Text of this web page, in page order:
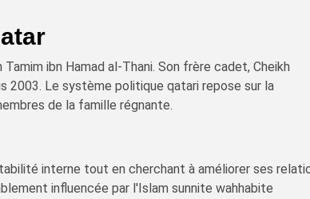
ibn Hamad al-Thani. Son frère cadet, Cheikh
2003. Le système politique qatari repose sur la
de la famille régnante.
interne tout en cherchant à améliorer ses
influencée par l'Islam sunnite wahhabite